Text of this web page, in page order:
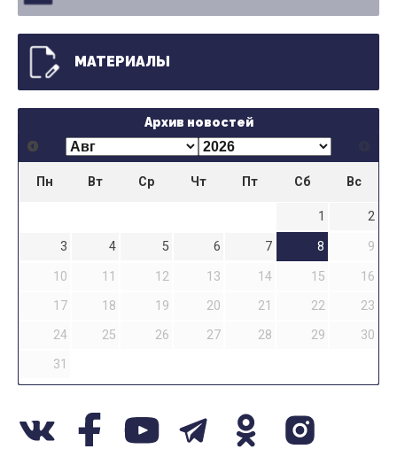
МАТЕРИАЛЫ
Архив новостей
Пн Вт Ср Чт Пт Сб Вс
1
2
3
4 5 6 7 8
9
10
11 12 13 14 15
16
17
18 19 20 21 22
23
24
25 26 27 28 29
30
31